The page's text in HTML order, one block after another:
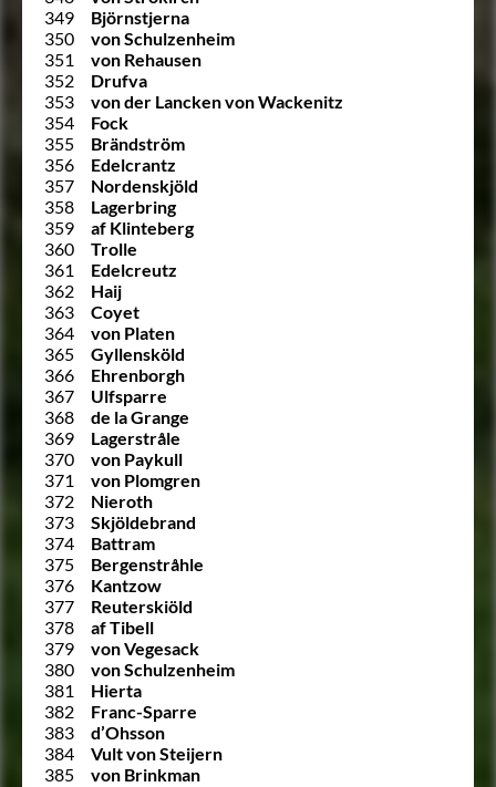
349
Björnstjerna
350
von Schulzenheim
351
von Rehausen
352
Drufva
353
von der Lancken von Wackenitz
354
Fock
355
Brändström
356
Edelcrantz
357
Nordenskjöld
358
Lagerbring
359
af Klinteberg
360
Trolle
361
Edelcreutz
362
Haij
363
Coyet
364
von Platen
365
Gyllensköld
366
Ehrenborgh
367
Ulfsparre
368
de la Grange
369
Lagerstråle
370
von Paykull
371
von Plomgren
372
Nieroth
373
Skjöldebrand
374
Battram
375
Bergenstråhle
376
Kantzow
377
Reuterskiöld
378
af Tibell
379
von Vegesack
380
von Schulzenheim
381
Hierta
382
Franc-Sparre
383
d’Ohsson
384
Vult von Steijern
385
von Brinkman